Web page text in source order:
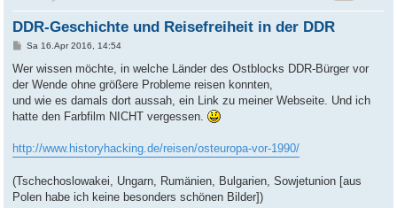
DDR-Geschichte und Reisefreiheit in der DDR
B
i
r
a
Sa 16.Apr 2016, 14:54
Wer wissen möchte, in welche Länder des Ostblocks DDR-Bürger vor
der Wende ohne größere Probleme reisen konnten,
und wie es damals dort aussah, ein Link zu meiner Webseite. Und ich
hatte den Farbfilm NICHT vergessen.
http://www.historyhacking.de/reisen/osteuropa-vor-1990/
(Tschechoslowakei, Ungarn, Rumänien, Bulgarien, Sowjetunion [aus
Polen habe ich keine besonders schönen Bilder])